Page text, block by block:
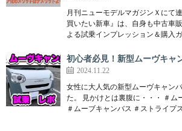
月刊ニューモデルマガジンＸにて
買いたい新車』は、自身も中古車
よる試乗インプレッション＆購入
初心者必見！新型ムーヴキャ
2024.11.22
女性に大人気の新型ムーヴキャン
た。 見かけとは裏腹に・・・ ＃ム
＃ムーブキャンバス ＃ストライプ